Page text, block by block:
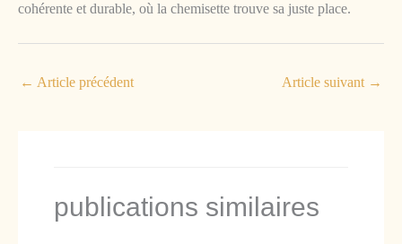
cohérente et durable, où la chemisette trouve sa juste place.
← Article précédent Article suivant →
publications similaires